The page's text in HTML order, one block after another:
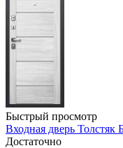
Быстрый просмотр
Входная дверь Толстяк
Достаточно